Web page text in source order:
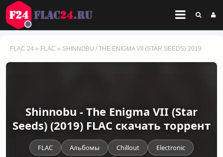
FLAC 24 » FLAC » SHINNOBU / THE ENIGMA VII (STAR SEEDS) 2019
Shinnobu - The Enigma VII (Star
Seeds) (2019) FLAC скачать торрент
FLAC Альбомы Chillout Electronic